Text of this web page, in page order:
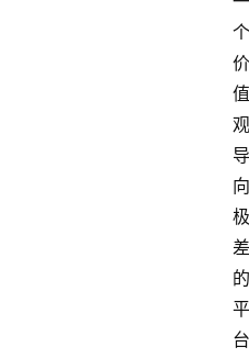
个
价
值
观
导
向
极
差
的
平
台